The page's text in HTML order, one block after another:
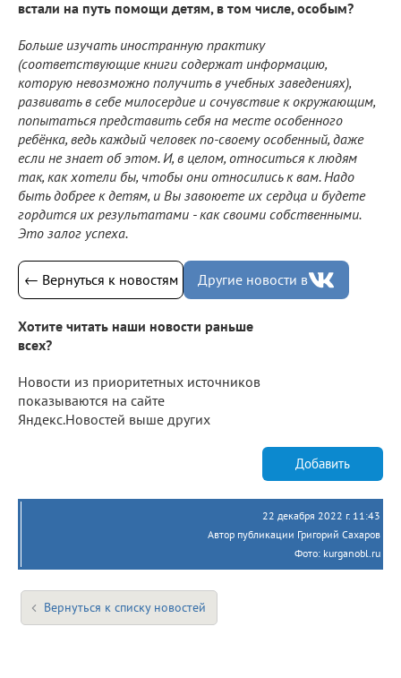
встали на путь помощи детям, в том числе, особым?
Больше изучать иностранную практику
(соответствующие книги содержат информацию,
которую невозможно получить в учебных заведениях),
развивать в себе милосердие и сочувствие к окружающим,
попытаться представить себя на месте особенного
ребёнка, ведь каждый человек по-своему особенный, даже
если не знает об этом. И, в целом, относиться к людям
так, как хотели бы, чтобы они относились к вам. Надо
быть добрее к детям, и Вы завоюете их сердца и будете
гордится их результатами - как своими собственными.
Это залог успеха.
← Вернуться к новостям Другие новости в
Хотите читать наши новости раньше
всех?
Новости из приоритетных источников
показываются на сайте
Яндекс.Новостей выше других
Добавить
22 декабря 2022 г. 11:43
Автор публикации Григорий Сахаров
Фото: kurganobl.ru
Вернуться к списку новостей